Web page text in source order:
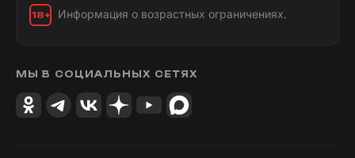
18+ Информация о возрастных ограничениях.
МЫ В СОЦИАЛЬНЫХ СЕТЯХ